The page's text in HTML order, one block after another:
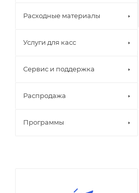
Расходные материалы
Услуги для касс
Сервис и поддержка
Распродажа
Программы